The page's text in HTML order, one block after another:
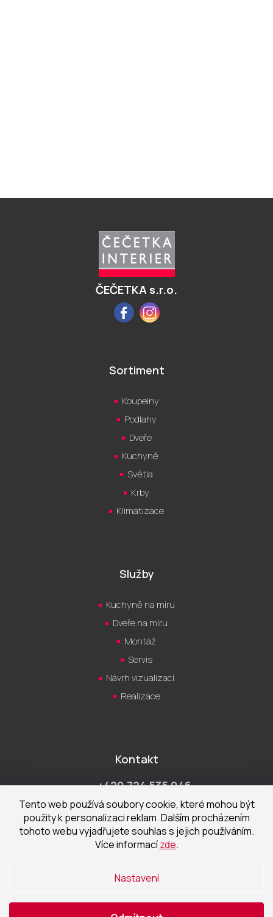
Tento web používá soubory cookie, které mohou být
použity k personalizaci reklam. Dalším procházením
tohoto webu vyjadřujete souhlas s jejich používáním.
Více informacízde.
Nastavení
ČEČETKA s.r.o.
FacebookInstagram
Sortiment
Koupelny
Podlahy
Dveře
Kuchyně
Světla
Krby
Klimatizace
Služby
Kuchyně na míru
Dveře na míru
Montáž
Servis
Návrh vizualizací
Realizace
Kontakt
+420 724 535 046
Po-Pá 9:00 - 18:00 hod
obchod@cecetka.cz
370 01 České Budějovice